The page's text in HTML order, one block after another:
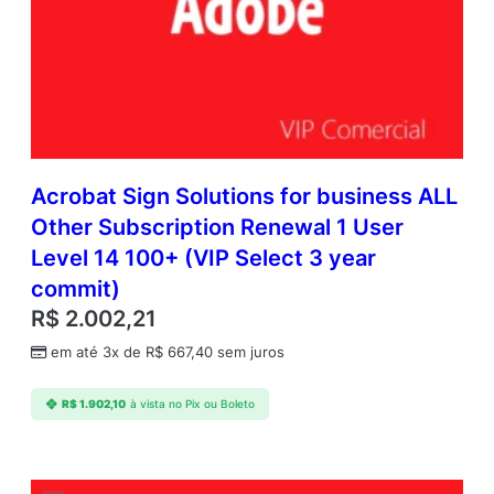
Acrobat Sign Solutions for business ALL
Other Subscription Renewal 1 User
Level 14 100+ (VIP Select 3 year
commit)
R$ 2.002,21
em até 3x de R$ 667,40 sem juros
R$1.902,10 à vista no Pix ou Boleto